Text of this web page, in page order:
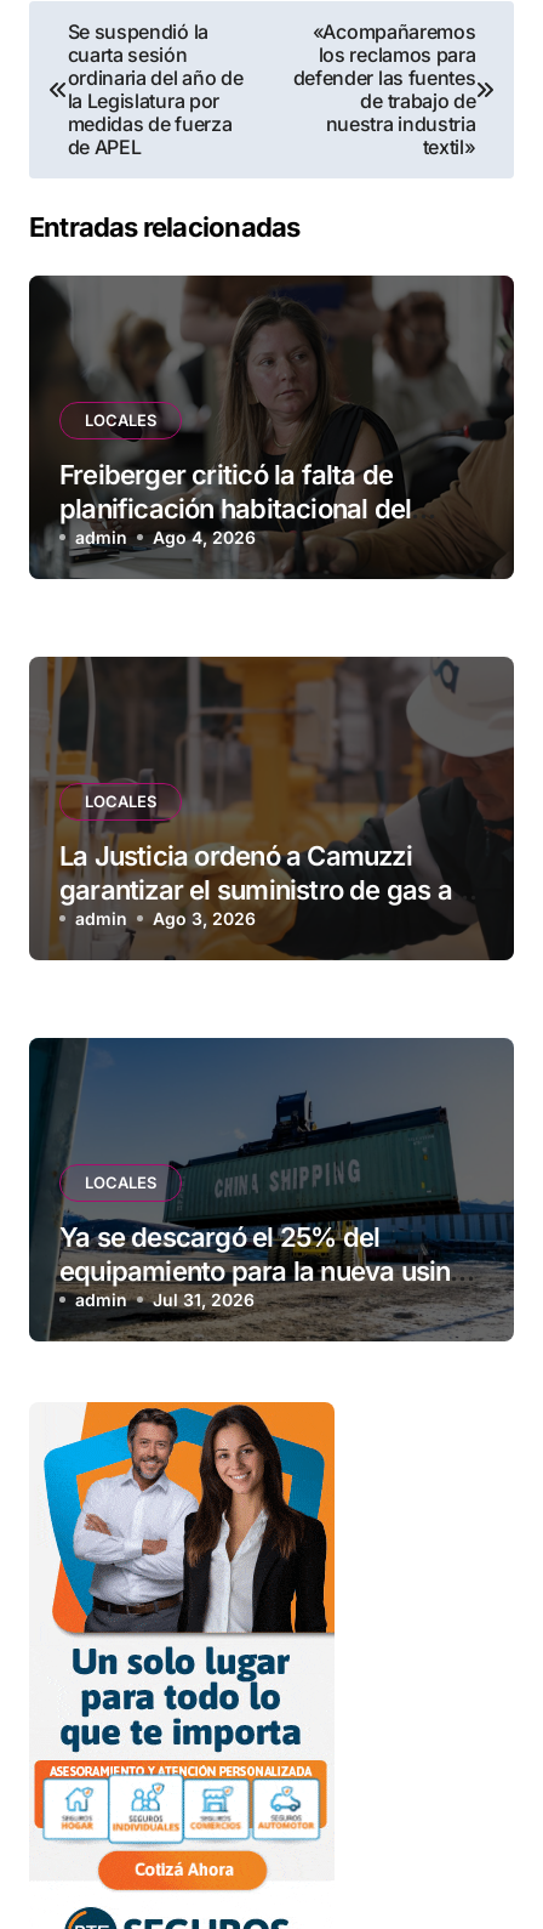
Navegación
de
entradas
Se suspendió la
cuarta sesión
ordinaria del año de
la Legislatura por
medidas de fuerza
de APEL
«Acompañaremos
los reclamos para
defender las fuentes
de trabajo de
nuestra industria
textil»
Entradas relacionadas
LOCALES
Freiberger criticó la falta de
planificación habitacional del
Municipio: “Vuoto deja afuera a
vecinos que llevan más de 20 años
admin Ago 4, 2026
LOCALES
La Justicia ordenó a Camuzzi
garantizar el suministro de gas a
una familia de Tolhuin
admin Ago 3, 2026
LOCALES
Ya se descargó el 25% del
equipamiento para la nueva usina
de Ushuaia
admin Jul 31, 2026